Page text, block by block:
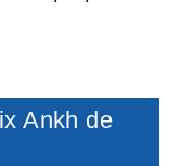
Ankh de